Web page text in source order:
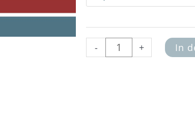
-
Glasperlen
mm
(dunkelblau-
anthrazit)
+ In